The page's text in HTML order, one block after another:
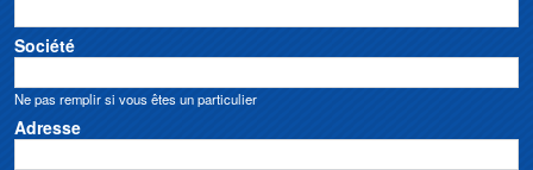
Société
Ne pas remplir si vous êtes un particulier
Adresse